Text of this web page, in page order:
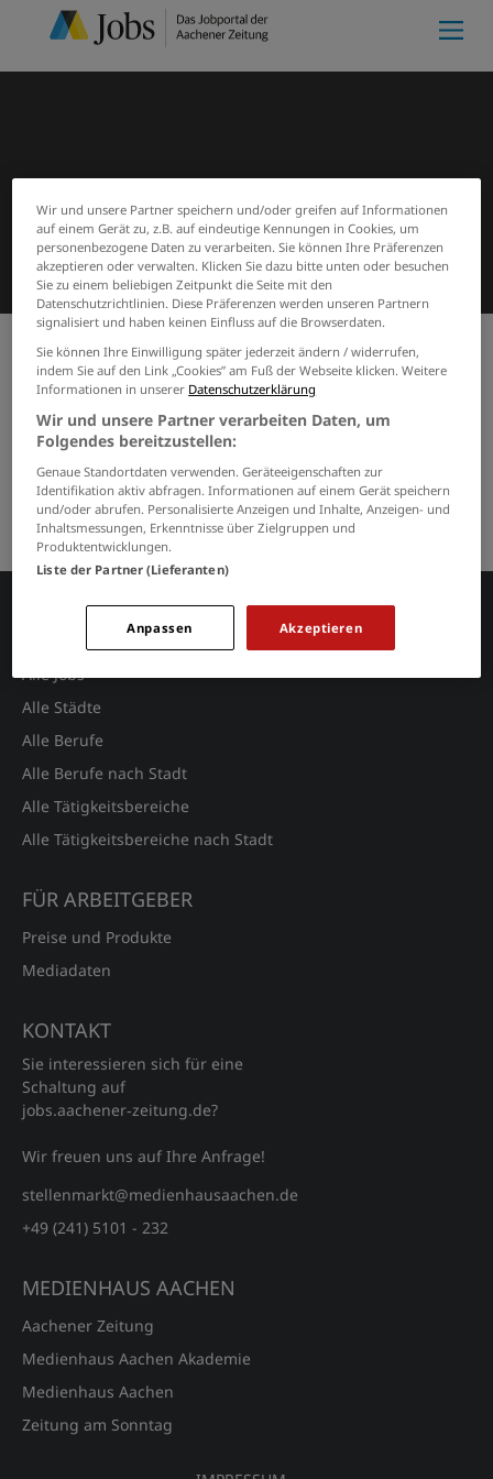
Start Suchergebnisse Meine Merkliste
Jobs von euro-jugend-e-v
GRENZEN SIE IHRE SUCHE EIN
Keine Suchergebnisse gefunden.
Alle Jobs
Alle Städte
Alle Berufe
Alle Berufe nach Stadt
Alle Tätigkeitsbereiche
Alle Tätigkeitsbereiche nach Stadt
FÜR ARBEITGEBER
Preise und Produkte
Mediadaten
KONTAKT
Sie interessieren sich für eine
Schaltung auf
jobs.aachener‑zeitung.de?
Wir freuen uns auf Ihre Anfrage!
stellenmarkt@medienhausaachen.de
+49 (241) 5101 - 232
MEDIENHAUS AACHEN
Aachener Zeitung
Medienhaus Aachen Akademie
Medienhaus Aachen
Zeitung am Sonntag
Wir und unsere Partner speichern und/oder greifen auf Informationen
auf einem Gerät zu, z.B. auf eindeutige Kennungen in Cookies, um
personenbezogene Daten zu verarbeiten. Sie können Ihre Präferenzen
akzeptieren oder verwalten. Klicken Sie dazu bitte unten oder besuchen
Sie zu einem beliebigen Zeitpunkt die Seite mit den
Datenschutzrichtlinien. Diese Präferenzen werden unseren Partnern
signalisiert und haben keinen Einfluss auf die Browserdaten.
Sie können Ihre Einwilligung später jederzeit ändern / widerrufen,
indem Sie auf den Link „Cookies” am Fuß der Webseite klicken. Weitere
Informationen in unserer Datenschutzerklärung
Wir und unsere Partner verarbeiten Daten, um
Folgendes bereitzustellen:
Genaue Standortdaten verwenden. Geräteeigenschaften zur
Identifikation aktiv abfragen. Informationen auf einem Gerät speichern
und/oder abrufen. Personalisierte Anzeigen und Inhalte, Anzeigen- und
Inhaltsmessungen, Erkenntnisse über Zielgruppen und
Produktentwicklungen.
Liste der Partner (Lieferanten)
Akzeptieren
Anpassen